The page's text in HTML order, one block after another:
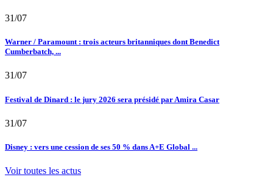
31/07
Warner / Paramount : trois acteurs britanniques dont Benedict
Cumberbatch, ...
31/07
Festival de Dinard : le jury 2026 sera présidé par Amira Casar
31/07
Disney : vers une cession de ses 50 % dans A+E Global ...
Voir toutes les actus